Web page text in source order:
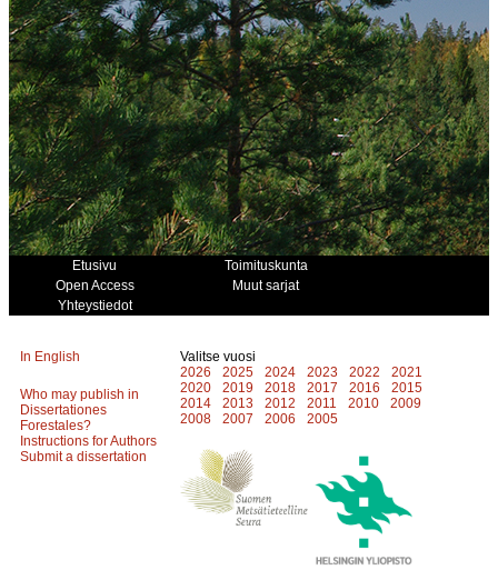
Etusivu
Toimituskunta
Open Access
Muut sarjat
Yhteystiedot
In English
Who may publish in
Dissertationes
Forestales?
Instructions for Authors
Submit a dissertation
Valitse vuosi
2026
2025 2024 2023 2022
2021
2020
2019 2018 2017 2016
2015
2014
2013 2012 2011 2010
2009
2008
2007 2006 2005